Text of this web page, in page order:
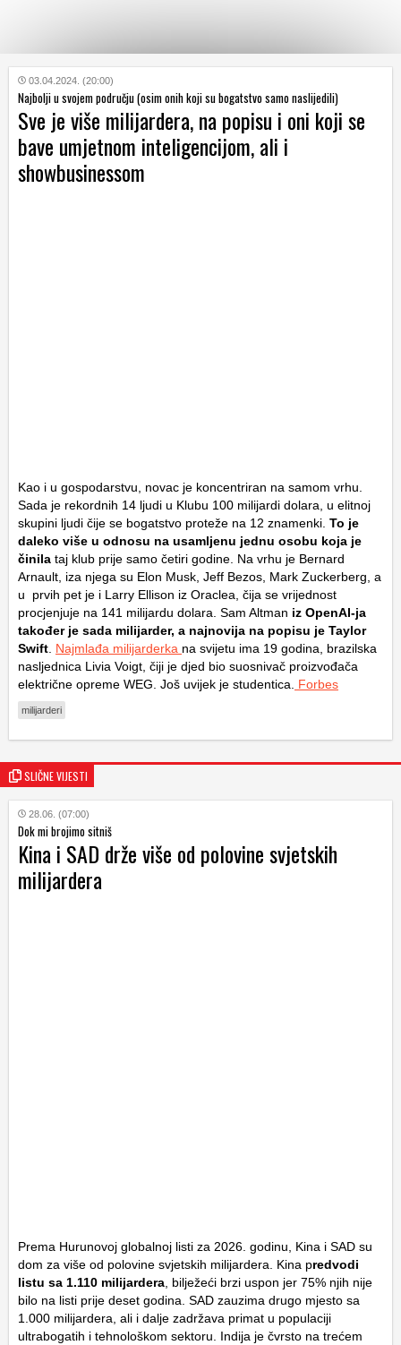
KATEGORIJE
HRVATSKI
WEB
03.04.2024. (20:00)
Najbolji u svojem području (osim onih koji su bogatstvo samo naslijedili)
Sve je više milijardera, na popisu i oni koji se
bave umjetnom inteligencijom, ali i
showbusinessom
Kao i u gospodarstvu, novac je koncentriran na samom vrhu.
Sada je rekordnih 14 ljudi u Klubu 100 milijardi dolara, u elitnoj
skupini ljudi čije se bogatstvo proteže na 12 znamenki. To je
daleko više u odnosu na usamljenu jednu osobu koja je
činila taj klub prije samo četiri godine. Na vrhu je Bernard
Arnault, iza njega su Elon Musk, Jeff Bezos, Mark Zuckerberg, a
u prvih pet je i Larry Ellison iz Oraclea, čija se vrijednost
procjenjuje na 141 milijardu dolara. Sam Altman iz OpenAI-ja
također je sada milijarder, a najnovija na popisu je Taylor
Swift. Najmlađa milijarderka na svijetu ima 19 godina, brazilska
nasljednica Livia Voigt, čiji je djed bio suosnivač proizvođača
električne opreme WEG. Još uvijek je studentica. Forbes
milijarderi
SLIČNE VIJESTI
28.06. (07:00)
Dok mi brojimo sitniš
Kina i SAD drže više od polovine svjetskih
milijardera
Prema Hurunovoj globalnoj listi za 2026. godinu, Kina i SAD su
dom za više od polovine svjetskih milijardera. Kina predvodi
listu sa 1.110 milijardera, bilježeći brzi uspon jer 75% njih nije
bilo na listi prije deset godina. SAD zauzima drugo mjesto sa
1.000 milijardera, ali i dalje zadržava primat u populaciji
ultrabogatih i tehnološkom sektoru. Indija je čvrsto na trećem